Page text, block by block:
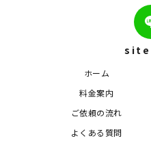
site
ホーム
料金案内
ご依頼の流れ
よくある質問